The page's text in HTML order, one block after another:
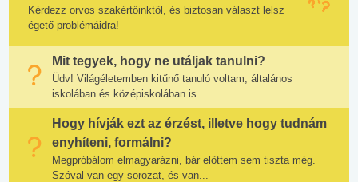
Kérdezz orvos szakértőinktől, és biztosan választ lelsz
égető problémáidra!
Mit tegyek, hogy ne utáljak tanulni?
Üdv! Világéletemben kitűnő tanuló voltam, általános
iskolában és középiskolában is....
Hogy hívják ezt az érzést, illetve hogy tudnám
enyhíteni, formálni?
Megpróbálom elmagyarázni, bár előttem sem tiszta még.
Szóval van egy sorozat, és van...